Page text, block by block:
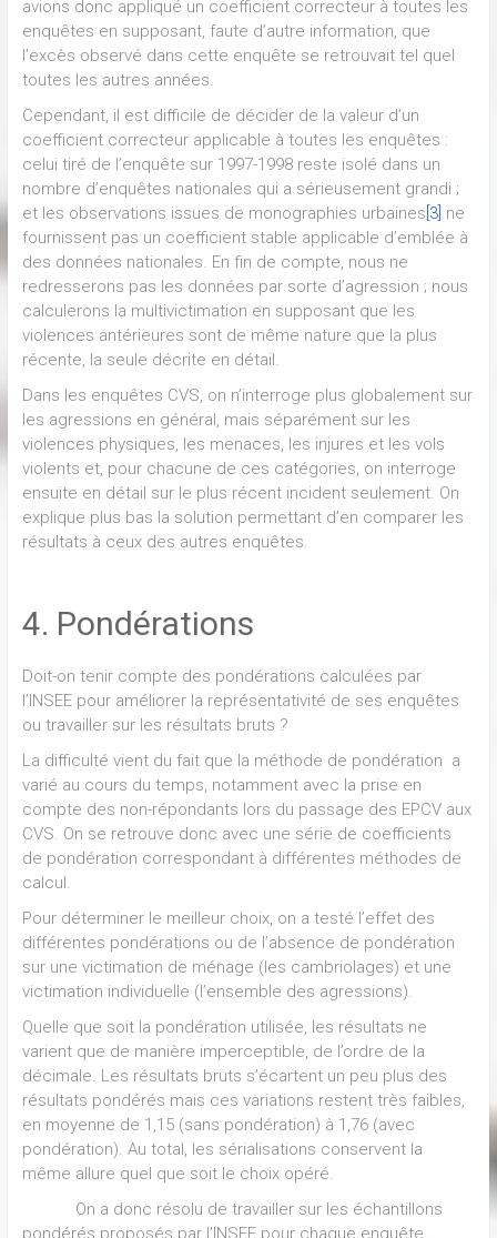
avions donc appliqué un coefficient correcteur à toutes les
enquêtes en supposant, faute d’autre information, que
l’excès observé dans cette enquête se retrouvait tel quel
toutes les autres années.
Cependant, il est difficile de décider de la valeur d’un
coefficient correcteur applicable à toutes les enquêtes :
celui tiré de l’enquête sur 1997-1998 reste isolé dans un
nombre d’enquêtes nationales qui a sérieusement grandi ;
et les observations issues de monographies urbaines [3] ne
fournissent pas un coefficient stable applicable d’emblée à
des données nationales. En fin de compte, nous ne
redresserons pas les données par sorte d’agression ; nous
calculerons la multivictimation en supposant que les
violences antérieures sont de même nature que la plus
récente, la seule décrite en détail.
Dans les enquêtes CVS, on n’interroge plus globalement sur
les agressions en général, mais séparément sur les
violences physiques, les menaces, les injures et les vols
violents et, pour chacune de ces catégories, on interroge
ensuite en détail sur le plus récent incident seulement. On
explique plus bas la solution permettant d’en comparer les
résultats à ceux des autres enquêtes.
4. Pondérations
Doit-on tenir compte des pondérations calculées par
l’INSEE pour améliorer la représentativité de ses enquêtes
ou travailler sur les résultats bruts ?
La difficulté vient du fait que la méthode de pondération a
varié au cours du temps, notamment avec la prise en
compte des non-répondants lors du passage des EPCV aux
CVS. On se retrouve donc avec une série de coefficients
de pondération correspondant à différentes méthodes de
calcul.
Pour déterminer le meilleur choix, on a testé l’effet des
différentes pondérations ou de l’absence de pondération
sur une victimation de ménage (les cambriolages) et une
victimation individuelle (l’ensemble des agressions).
Quelle que soit la pondération utilisée, les résultats ne
varient que de manière imperceptible, de l’ordre de la
décimale. Les résultats bruts s’écartent un peu plus des
résultats pondérés mais ces variations restent très faibles,
en moyenne de 1,15 (sans pondération) à 1,76 (avec
pondération). Au total, les sérialisations conservent la
même allure quel que soit le choix opéré.
On a donc résolu de travailler sur les échantillons
pondérés proposés par l’INSEE pour chaque enquête.